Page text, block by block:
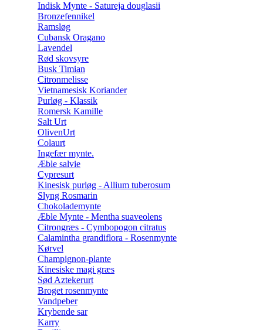
Indisk Mynte - Satureja douglasii
Bronzefennikel
Ramsløg
Cubansk Oragano
Lavendel
Rød skovsyre
Busk Timian
Citronmelisse
Vietnamesisk Koriander
Purløg - Klassik
Romersk Kamille
Salt Urt
OlivenUrt
Colaurt
Ingefær mynte.
Æble salvie
Cypresurt
Kinesisk purløg - Allium tuberosum
Slyng Rosmarin
Chokolademynte
Æble Mynte - Mentha suaveolens
Citrongræs - Cymbopogon citratus
Calamintha grandiflora - Rosenmynte
Kørvel
Champignon-plante
Kinesiske magi græs
Sød Aztekerurt
Broget rosenmynte
Vandpeber
Krybende sar
Karry